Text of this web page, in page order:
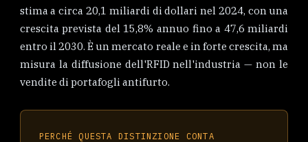
stima a circa 20,1 miliardi di dollari nel 2024, con una
crescita prevista del 15,8% annuo fino a 47,6 miliardi
entro il 2030. È un mercato reale e in forte crescita, ma
misura la diffusione dell'RFID nell'industria — non le
vendite di portafogli antifurto.
PERCHÉ QUESTA DISTINZIONE CONTA